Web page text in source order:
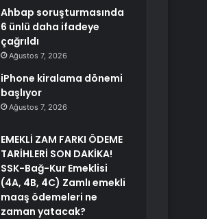
Ahbap soruşturmasında
6 ünlü daha ifadeye
çağrıldı
Ağustos 7, 2026
iPhone kiralama dönemi
başlıyor
Ağustos 7, 2026
EMEKLİ ZAM FARKI ÖDEME
TARİHLERİ SON DAKİKA!
SSK-Bağ-Kur Emeklisi
(4A, 4B, 4C) Zamlı emekli
maaş ödemeleri ne
zaman yatacak?